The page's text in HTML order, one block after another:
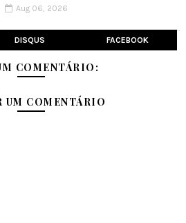
Aug 06, 2026
DISQUS FACEBOOK
COMENTÁRIO:
UM COMENTÁRIO